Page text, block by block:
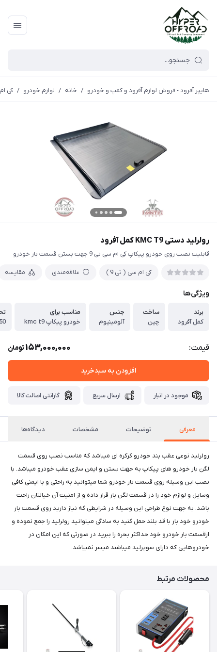
هایپر آفرود - فروش لوازم آفرود و کمپ و خودرو / خانه / لوازم خودرو / کی
رولرلید دستی KMC T9 کمل آفرود
قابلیت نصب روی خودرو پیکاپ کی ام سی تی 9 جهت بستن قسمت بار خودرو
کی ام سی ( تی 9 ) علاقه‌مندی مقایسه
ویژگی‌ها
برند
کمل آفرود
ساخت
چین
جنس
آلومینیوم
مناسب برای
خودرو پیکاپ kmc t9
350
قیمت: 153,000,000تومان
افزودن به سبدخرید
موجود در انبار ارسال سریع گارانتی اصالت کالا
معرفی توضیحات مشخصات دیدگاه‌ها
رولرلید نوعی عقب بند خودرو کرکره ای میباشد که مناسب نصب روی قسمت
لگن بار خودرو های پیکاپ به جهت بستن و ایمن سازی عقب خودرو میباشد. با
نصب این وسیله روی قسمت بار خودرو شما میتوانید به راحتی و با ایمنی کافی
وسایل و لوازم خود را در قسمت لگن بار قرار داده و از امنیت آن خیالتان راحت
باشد. به جهت نوع طراحی این وسیله در شرایطی که نیاز دارید روی قسمت بار
خودرو خود بار با قد بلند حمل کنید به سادگی میتوانید رولرلید را جمع نموده و
ازقسمت بار خودرو خود حداکثر بحره را ببرید در صورتی که این امکان در
خودروهایی که دارای سوپرلید میباشند میسر نمیباشد.
محصولات مرتبط